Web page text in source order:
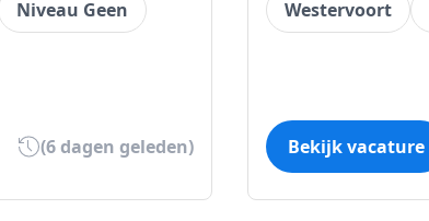
Niveau Geen
(6 dagen geleden)
Westervoort
Bekijk vacature